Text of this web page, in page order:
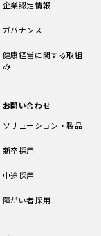
企業認定情報
ガバナンス
健康経営に関する取組
み
お問い合わせ
ソリューション・製品
新卒採用
中途採用
障がい者採用